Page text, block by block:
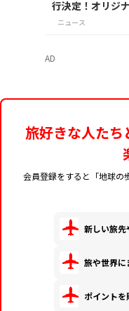
行決定！オリジ
グッズが当たる発
ニュース
AD
旅好きな人たち
会員登録をすると「地球の
新しい旅先
旅や世界に
ポイントを